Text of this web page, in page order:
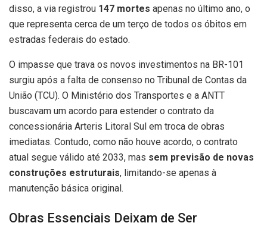
disso, a via registrou 147 mortes apenas no último ano, o
que representa cerca de um terço de todos os óbitos em
estradas federais do estado.
O impasse que trava os novos investimentos na BR-101
surgiu após a falta de consenso no Tribunal de Contas da
União (TCU). O Ministério dos Transportes e a ANTT
buscavam um acordo para estender o contrato da
concessionária Arteris Litoral Sul em troca de obras
imediatas. Contudo, como não houve acordo, o contrato
atual segue válido até 2033, mas sem previsão de novas
construções estruturais, limitando-se apenas à
manutenção básica original.
Obras Essenciais Deixam de Ser